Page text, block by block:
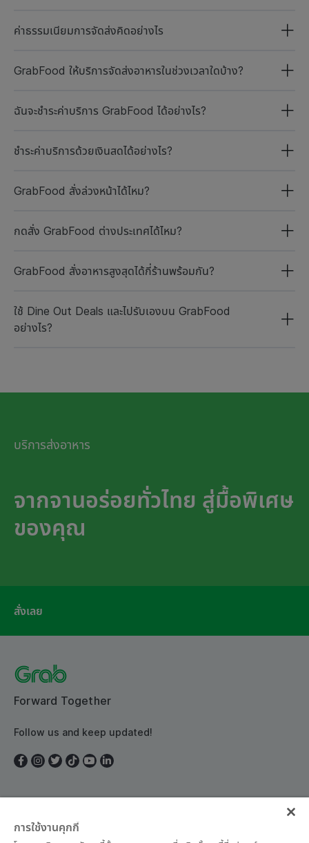
ค่าธรรมเนียมการจัดส่งคิดอย่างไร
GrabFood ให้บริการจัดส่งอาหารในช่วงเวลาใดบ้าง?
ฉันจะชำระค่าบริการ GrabFood ได้อย่างไร?
ชำระค่าบริการด้วยเงินสดได้อย่างไร?
GrabFood สั่งล่วงหน้าได้ไหม?
กดสั่ง GrabFood ต่างประเทศได้ไหม?
GrabFood สั่งอาหารสูงสุดได้กี่ร้านพร้อมกัน?
ใช้ Dine Out Deals และไปรับเองบน GrabFood
อย่างไร?
บริการส่งอาหาร
จากจานอร่อยทั่วไทย สู่มื้อพิเศษ
ของคุณ
สั่งเลย
Forward Together
Follow us and keep updated!
การใช้งานคุกกี้